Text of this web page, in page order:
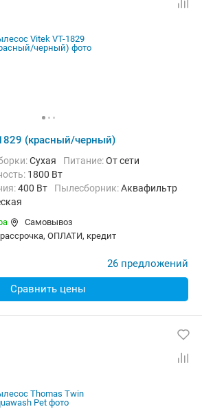
(красный/черный)
Сухая питание:От сети
1800 Вт
400 Вт пылесборник:Аквафильтр
Самовывоз
рассрочка, ОПЛАТИ, кредит
26 предложений
Сравнить цены